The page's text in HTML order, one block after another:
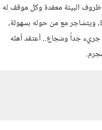
ظروف البيئة معقدة وكل موقف له
مع من حوله بسهولة،
جداً وشجاع.. أعتقد أهله